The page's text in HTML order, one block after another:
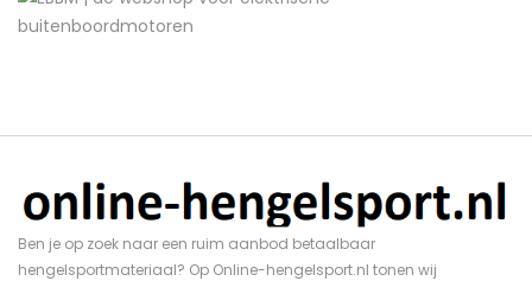
Ben je op zoek naar een ruim aanbod betaalbaar
hengelsportmateriaal? Op Online-hengelsport.nl tonen wij